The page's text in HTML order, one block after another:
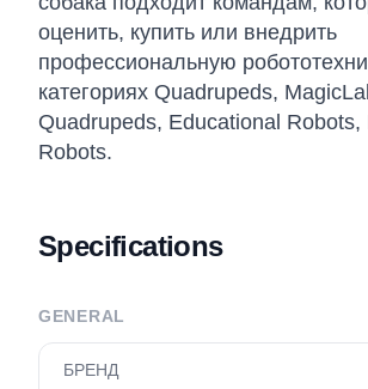
оценить, купить или внедрить
профессиональную
категориях Quadrupeds,
Quadrupeds, Educational Robots,
Robots.
Specifications
GENERAL
БРЕНД